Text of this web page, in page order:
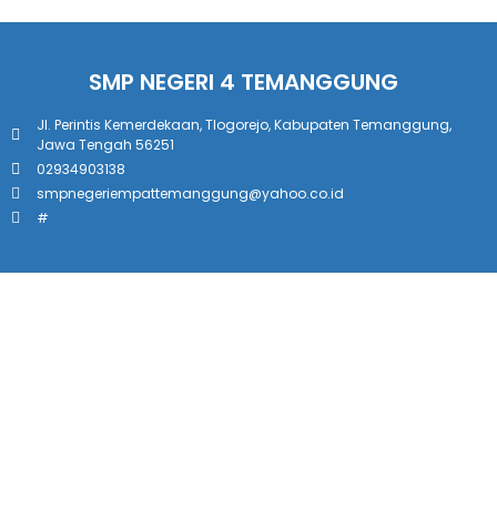
SMP NEGERI 4 TEMANGGUNG
Jl. Perintis Kemerdekaan, Tlogorejo, Kabupaten Temanggung,
Jawa Tengah 56251
02934903138
smpnegeriempattemanggung@yahoo.co.id
#